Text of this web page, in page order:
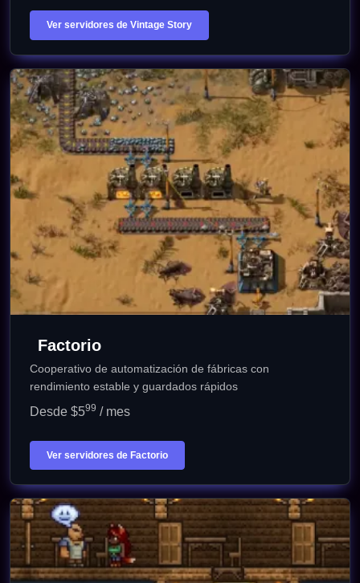
Ver servidores de Vintage Story
Factorio
Cooperativo de automatización de fábricas con
rendimiento estable y guardados rápidos
Desde $599 / mes
Ver servidores de Factorio